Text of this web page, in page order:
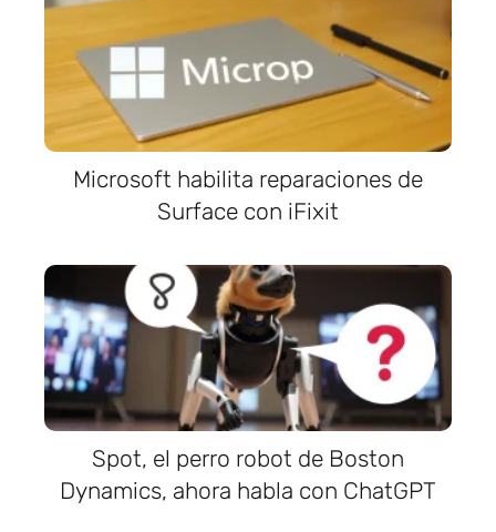
Microsoft habilita reparaciones de
Surface con iFixit
Spot, el perro robot de Boston
Dynamics, ahora habla con ChatGPT